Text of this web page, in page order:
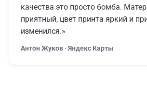
качества это просто бомба.
приятный, цвет принта яркий и
изменился.»
Антон Жуков · Яндекс Карты